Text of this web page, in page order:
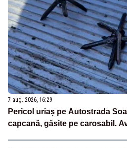
7 aug. 2026, 16:29
Pericol uriaș pe Autostrada
capcană, găsite pe carosabil.